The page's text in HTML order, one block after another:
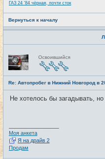
ГАЗ 24 '84 чёрная, почти сток
Вернуться к началу
Н
е
в
с
е
т
и
Освоившийся
Re: Автопробег в Нижний Новгород в
Не хотелось бы загадывать, но
Моя анкета
Я на драйв 2
Продам